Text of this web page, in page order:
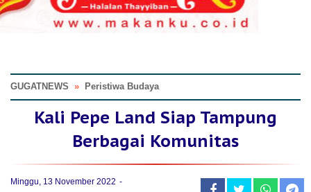
GUGATNEWS » Peristiwa Budaya
Kali Pepe Land Siap Tampung
Berbagai Komunitas
Minggu, 13 November 2022